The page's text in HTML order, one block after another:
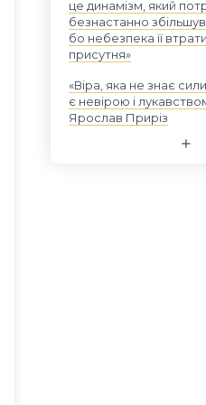
це динамізм, який
безнастанно
бо небезпека її
присутня»
«Віра, яка не знає
є невірою і
Ярослав Приріз